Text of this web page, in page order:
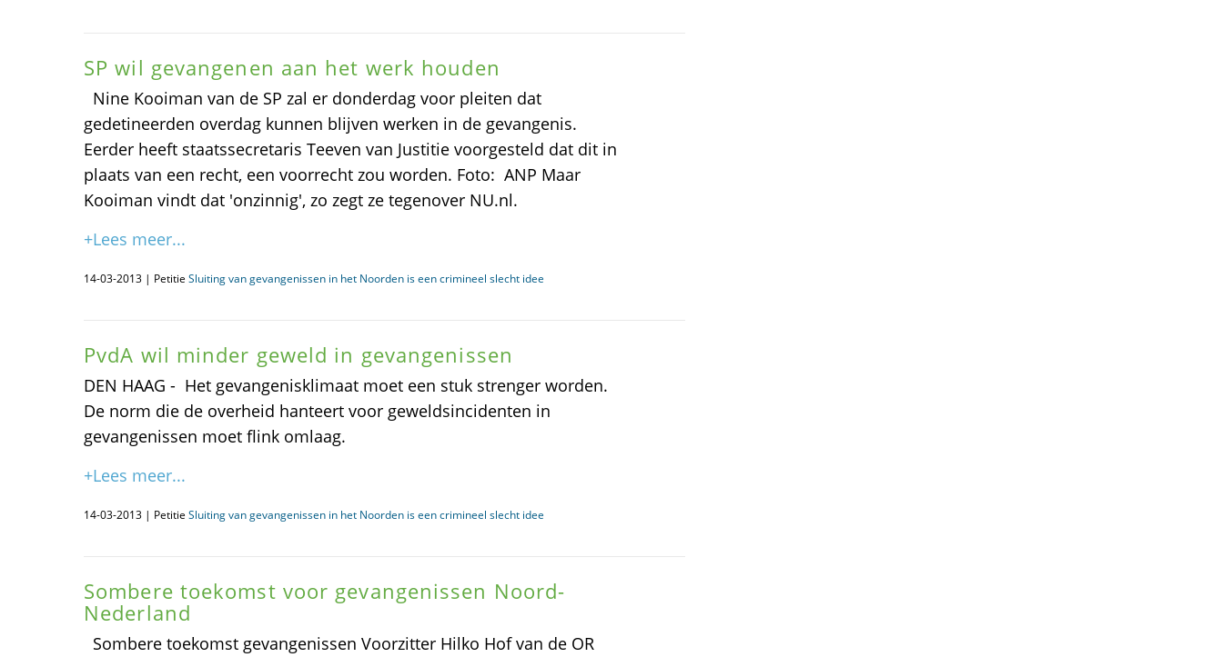
SP wil gevangenen aan het werk houden
Nine Kooiman van de SP zal er donderdag voor pleiten dat
gedetineerden overdag kunnen blijven werken in de gevangenis.
Eerder heeft staatssecretaris Teeven van Justitie voorgesteld dat dit in
plaats van een recht, een voorrecht zou worden. Foto: ANP Maar
Kooiman vindt dat 'onzinnig', zo zegt ze tegenover NU.nl.
+Lees meer...
14-03-2013 | Petitie Sluiting van gevangenissen in het Noorden is een crimineel slecht idee
PvdA wil minder geweld in gevangenissen
DEN HAAG - Het gevangenisklimaat moet een stuk strenger worden.
De norm die de overheid hanteert voor geweldsincidenten in
gevangenissen moet flink omlaag.
+Lees meer...
14-03-2013 | Petitie Sluiting van gevangenissen in het Noorden is een crimineel slecht idee
Sombere toekomst voor gevangenissen Noord-
Nederland
Sombere toekomst gevangenissen Voorzitter Hilko Hof van de OR